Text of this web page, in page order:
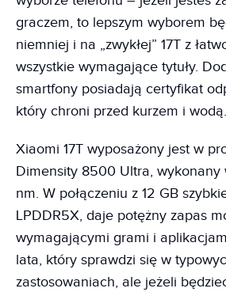
graczem, to lepszym wyborem
niemniej i na „zwykłej” 17T z
wszystkie wymagające tytuły.
smartfony posiadają certyfikat
który chroni przed kurzem i wodą.
Xiaomi 17T wyposażony jest w
Dimensity 8500 Ultra, wykonany
nm. W połączeniu z 12 GB
LPDDR5X, daje potężny zapas
wymagającymi grami i
lata, który sprawdzi się w
zastosowaniach, ale jeżeli